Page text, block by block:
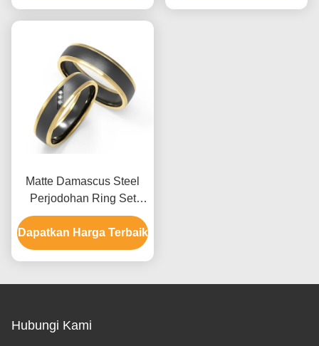
Matte Damascus Steel
Perjodohan Ring Set
Zircon Dan K Emas
Pasangan Cincin
Dapatkan Harga Terbaik
Hubungi Kami